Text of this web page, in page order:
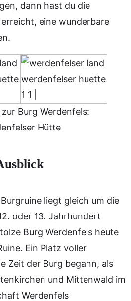
dann hast du die
erreicht, eine wunderbare
Burg Werdenfels:
Hütte
liegt gleich um die
oder 13. Jahrhundert
Burg Werdenfels heute
Ein Platz voller
Zeit der Burg begann, als
und Mittenwald im
Werdenfels